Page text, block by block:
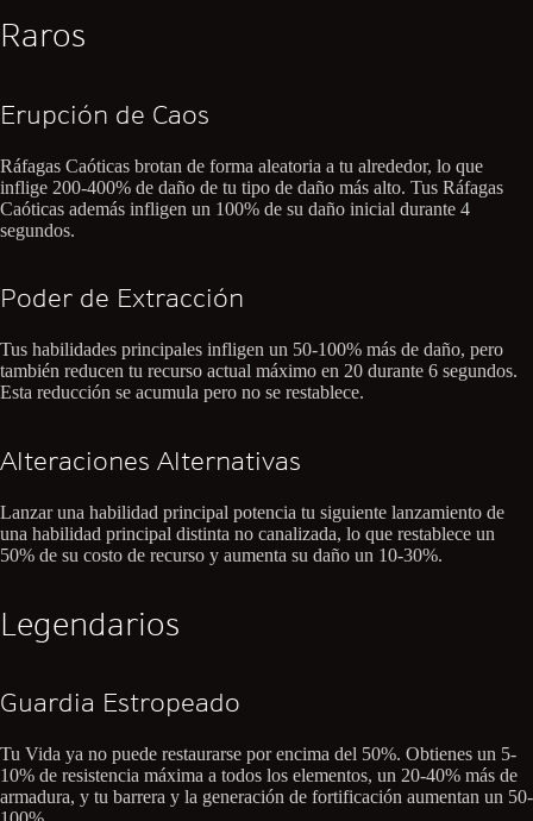
Raros
Erupción de Caos
Ráfagas Caóticas brotan de forma aleatoria a tu alrededor, lo que
inflige 200-400% de daño de tu tipo de daño más alto. Tus Ráfagas
Caóticas además infligen un 100% de su daño inicial durante 4
segundos.
Poder de Extracción
Tus habilidades principales infligen un 50-100% más de daño, pero
también reducen tu recurso actual máximo en 20 durante 6 segundos.
Esta reducción se acumula pero no se restablece.
Alteraciones Alternativas
Lanzar una habilidad principal potencia tu siguiente lanzamiento de
una habilidad principal distinta no canalizada, lo que restablece un
50% de su costo de recurso y aumenta su daño un 10-30%.
Legendarios
Guardia Estropeado
Tu Vida ya no puede restaurarse por encima del 50%. Obtienes un 5-
10% de resistencia máxima a todos los elementos, un 20-40% más de
armadura, y tu barrera y la generación de fortificación aumentan un 50-